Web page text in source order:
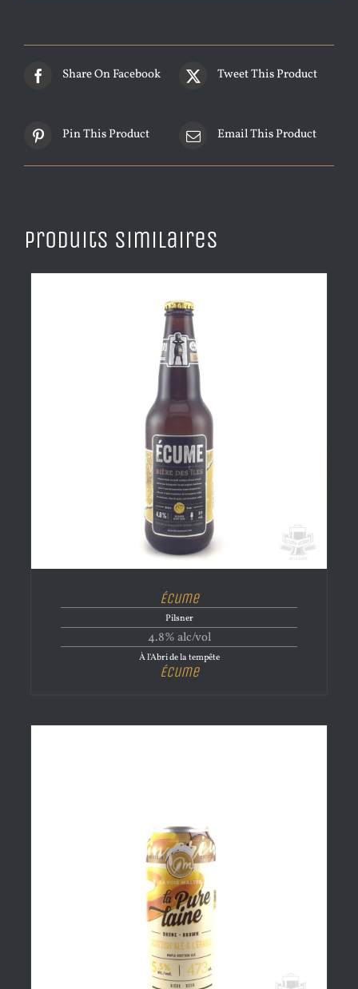
Share On Facebook Tweet This Product
Pin This Product Email This Product
Produits similaires
Écume
Pilsner
4.8% alc/vol
À l'Abri de la tempête
Écume